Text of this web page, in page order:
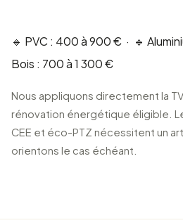
🔹 PVC : 400 à 900 € · 🔹
Bois : 700 à 1 300 €
Nous appliquons directement la
rénovation énergétique éligible.
CEE et éco-PTZ nécessitent un
orientons le cas échéant.